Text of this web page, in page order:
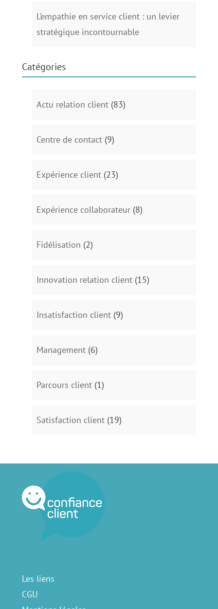
L’empathie en service client : un levier
stratégique incontournable
Catégories
Actu relation client(83)
Centre de contact(9)
Expérience client(23)
Expérience collaborateur(8)
Fidélisation (2)
Innovation relation client(15)
Insatisfaction client(9)
Management(6)
Parcours client(1)
Satisfaction client(19)
Les liens
CGU